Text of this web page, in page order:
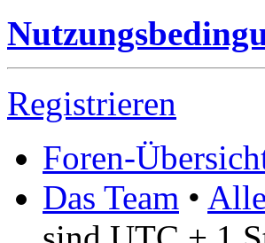
Registrieren
Foren-
Das Team •